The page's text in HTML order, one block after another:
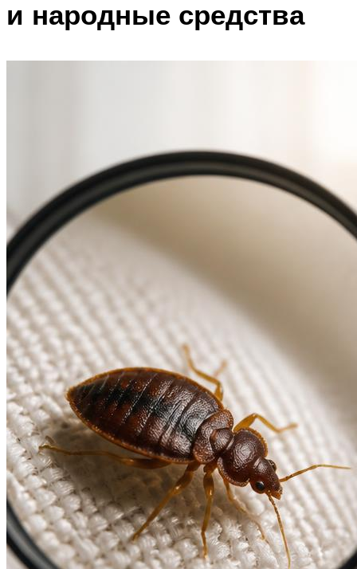
и народные средства